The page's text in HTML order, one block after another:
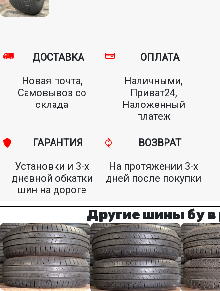
ДОСТАВКА
Новая почта,
Самовывоз со
склада
ОПЛАТА
Наличными,
Приват24,
Наложенный
платеж
ГАРАНТИЯ
Установки и 3-х
дневной обкатки
шин на дороге
ВОЗВРАТ
На протяжении 3-х
дней после покупки
Другие шины бу в